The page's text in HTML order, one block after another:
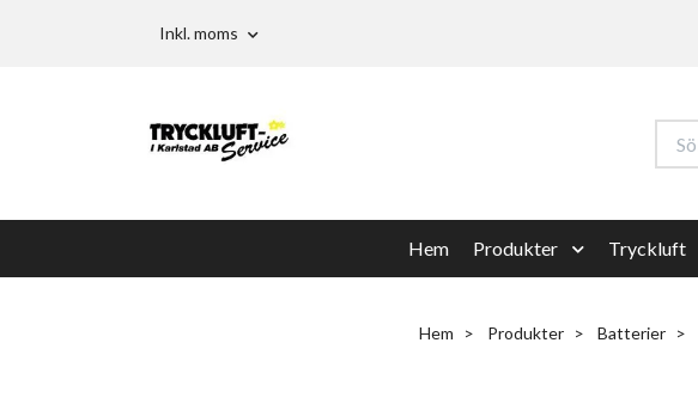
Inkl. moms
Hem Produkter Tryckluft
Hem Produkter Batterier